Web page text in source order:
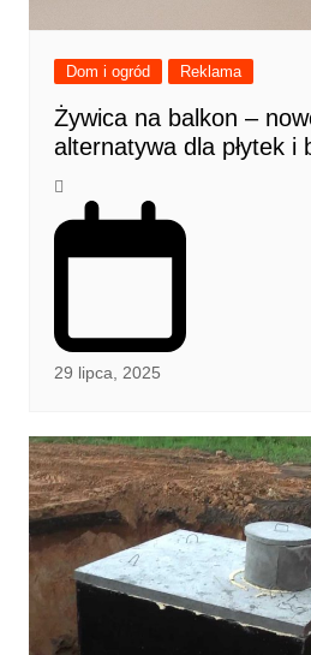
Dom i ogród Reklama
Żywica na balkon –
alternatywa dla płytek i
29 lipca, 2025